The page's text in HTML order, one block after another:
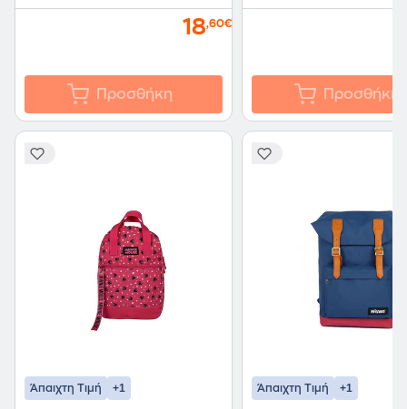
18,60€
Προσθήκη Προσθήκη
Άπαιχτη Τιμή +1 Άπαιχτη Τιμή +1